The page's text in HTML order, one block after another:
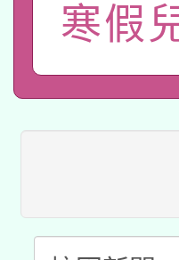
業技術
用水績
動」
115年
桃園市
本校
招甄
適應
本館
暨閱讀
科技賦
寒假